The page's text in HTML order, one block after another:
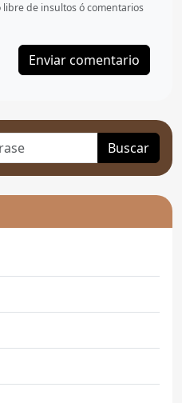
de insultos ó comentarios
Buscar